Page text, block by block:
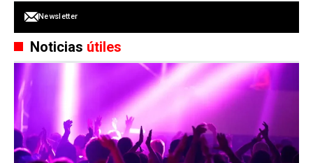
Newsletter
Noticias útiles